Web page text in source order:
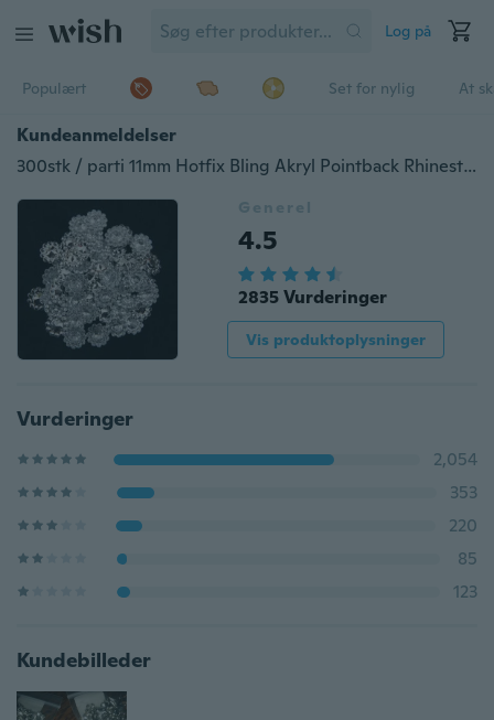
Log på
Populært Set for nylig At
Kundeanmeldelser
300stk / parti 11mm Hotfix Bling Akryl Pointback Rhinestone knapper Kunstig plastik dekorative krystal Strass perler
Generel
4.5
2835 Vurderinger
Vis produktoplysninger
Vurderinger
2,054
353
220
85
123
Kundebilleder